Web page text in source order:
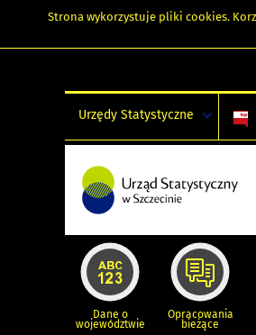
Strona wykorzystuje pliki cookies.
Urzędy Statystyczne
Dane o
województwie
Opracowania
bieżące